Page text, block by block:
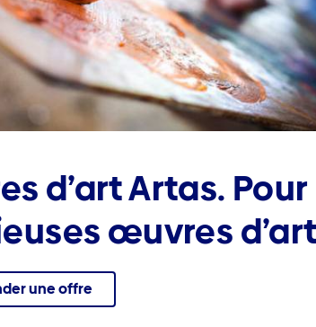
d’art Artas. Pour
œuvres
une offre